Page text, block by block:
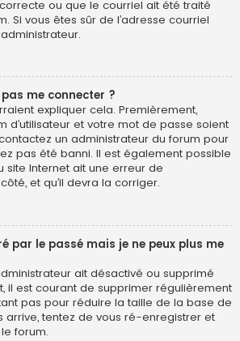
ou que le courriel ait été traité
Si vous êtes sûr de l’adresse courriel
me connecter ?
expliquer cela. Premièrement,
d’utilisateur et votre mot de passe soient
contactez un administrateur du forum pour
pas été banni. Il est également possible
Internet ait une erreur de
et qu’il devra la corriger.
par le passé mais je ne peux plus me
ait désactivé ou supprimé
il est courant de supprimer régulièrement
pas pour réduire la taille de la base de
arrive, tentez de vous ré-enregistrer et
forum.